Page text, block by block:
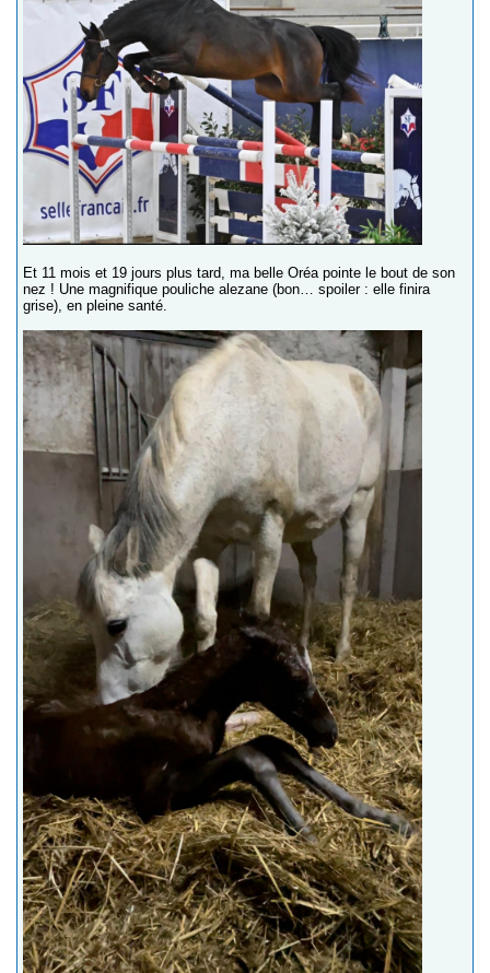
Et 11 mois et 19 jours plus tard, ma belle Oréa pointe le bout de son
nez ! Une magnifique pouliche alezane (bon… spoiler : elle finira
grise), en pleine santé.